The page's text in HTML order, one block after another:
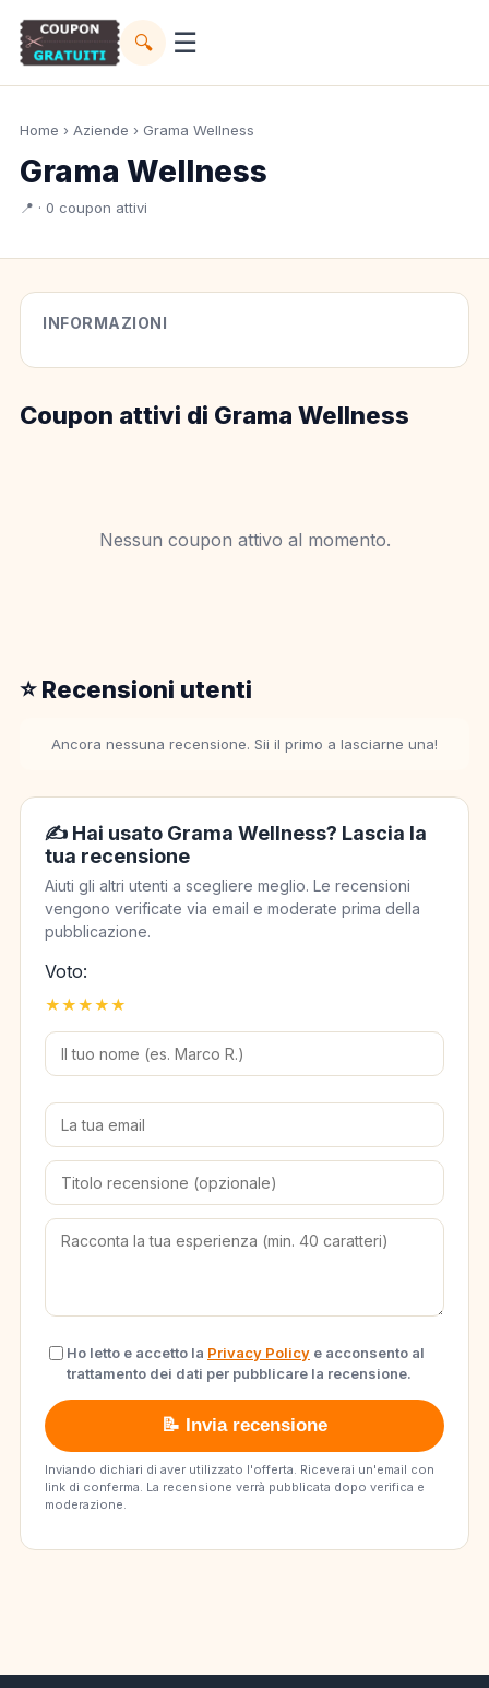
🔍 ☰
Home › Aziende › Grama Wellness
Grama Wellness
📍 · 0 coupon attivi
INFORMAZIONI
Coupon attivi di Grama Wellness
Nessun coupon attivo al momento.
⭐ Recensioni utenti
Ancora nessuna recensione. Sii il primo a lasciarne una!
✍️ Hai usato Grama Wellness? Lascia la
tua recensione
Aiuti gli altri utenti a scegliere meglio. Le recensioni
vengono verificate via email e moderate prima della
pubblicazione.
Voto:
★
★
★
★
★
Ho letto e accetto la Privacy Policy e acconsento al
trattamento dei dati per pubblicare la recensione.
📝 Invia recensione
Inviando dichiari di aver utilizzato l'offerta. Riceverai un'email con
link di conferma. La recensione verrà pubblicata dopo verifica e
moderazione.